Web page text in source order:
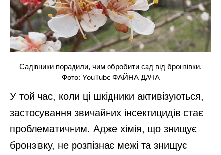
Садівники порадили, чим обробити сад від бронзівки.
Фото: YouTube ФАЙНА ДАЧА
У той час, коли ці шкідники активізуються,
застосування звичайних інсектицидів стає
проблематичним. Адже хімія, що знищує
бронзівку, не розпізнає межі та знищує